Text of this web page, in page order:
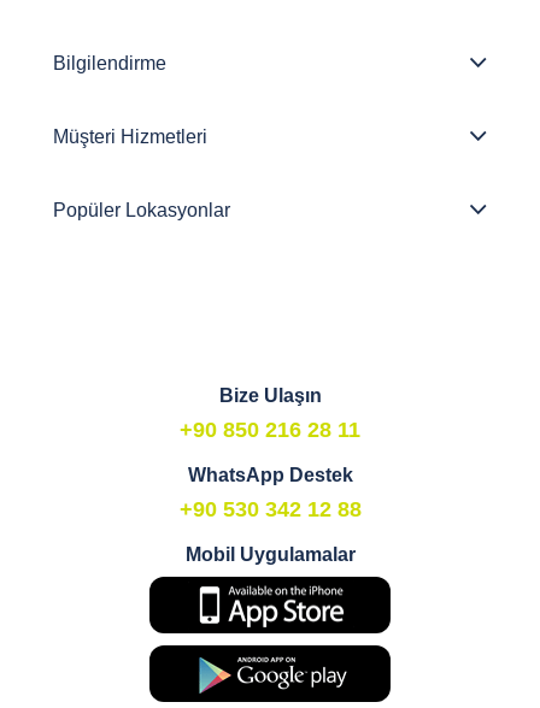
Bilgilendirme
Müşteri Hizmetleri
Popüler Lokasyonlar
Bize Ulaşın
+90 850 216 28 11
WhatsApp Destek
+90 530 342 12 88
Mobil Uygulamalar